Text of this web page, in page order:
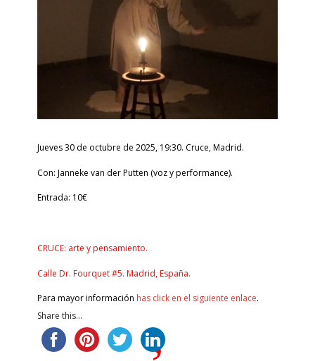
Jueves 30 de octubre de 2025, 19:30. Cruce, Madrid.
Con: Janneke van der Putten (voz y performance).
Entrada: 10€
CRUCE: arte y pensamiento.
Calle Dr. Fourquet #5. Madrid, España.
Para mayor información has click en el siguiente enlace.
Share this...